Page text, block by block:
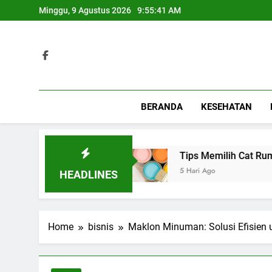
to
Minggu, 9 Agustus 2026 9:55:42 AM
BERANDA KESEHATAN
HEADLINES
Tips Memilih Cat Rumah yang Tepat
5 Hari Ago
Home bisnis Maklon Minuman: Solusi Efisien